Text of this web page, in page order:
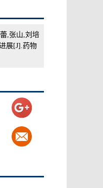
,张山,刘培
展[J].药物